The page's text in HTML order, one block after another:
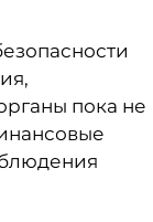
пока не